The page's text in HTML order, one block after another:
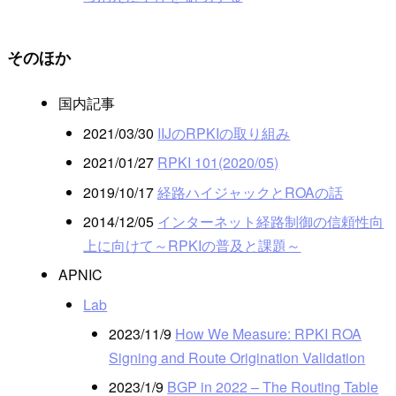
そのほか
国内記事
2021/03/30 IIJのRPKIの取り組み
2021/01/27 RPKI 101(2020/05)
2019/10/17経路ハイジャックとROAの話
2014/12/05 インターネット経路制御の信頼性向
上に向けて～RPKIの普及と課題～
APNIC
Lab
2023/11/9 How We Measure: RPKI ROA
Signing and Route Origination Validation
2023/1/9 BGP in 2022 – The Routing Table